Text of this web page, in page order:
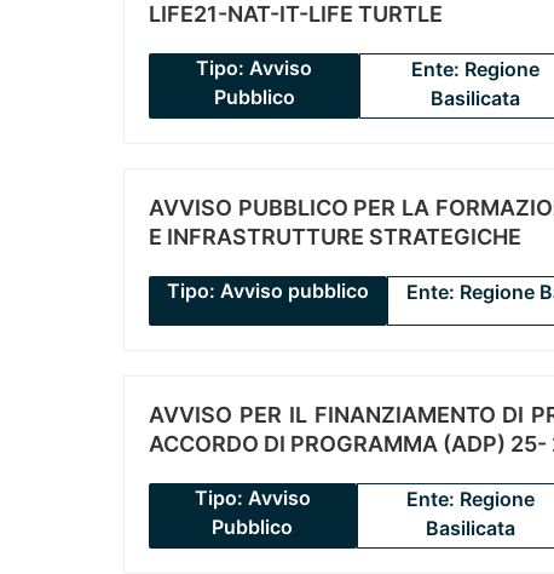
LIFE21-NAT-IT-LIFE TURTLE
Tipo: Avviso
Pubblico
Ente: Regione
Basilicata
AVVISO PUBBLICO PER LA
E INFRASTRUTTURE STRATEGICHE
Tipo: Avviso pubblico Ente: Regione
AVVISO PER IL FINANZIAMENTO DI
ACCORDO DI PROGRAMMA (ADP) 25-
Tipo: Avviso
Pubblico
Ente: Regione
Basilicata